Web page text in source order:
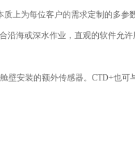
上为每位客户的需求定制的多参
海或深水作业，直观的软件允许
壁安装的额外传感器。CTD+也可